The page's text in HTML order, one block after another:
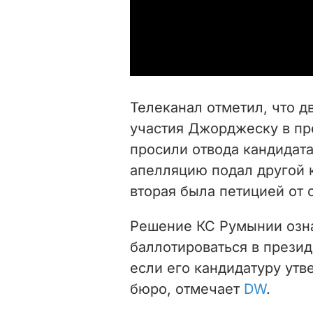
Телеканал отметил, что
участия Джорджеску в
просили отвода
апелляцию подал другой
вторая была петицией от
Решение КС Румынии
баллотироваться в
если его кандидатуру
бюро, отмечает DW.